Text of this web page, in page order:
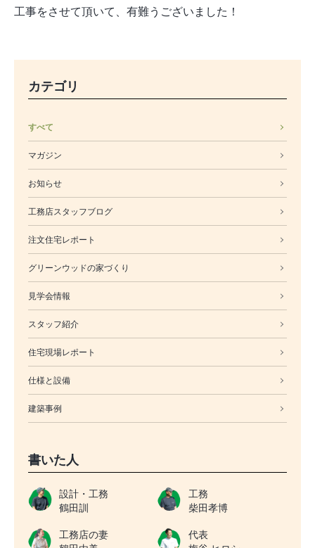
工事をさせて頂いて、有難うございました！
カテゴリ
すべて
マガジン
お知らせ
工務店スタッフブログ
注文住宅レポート
グリーンウッドの家づくり
見学会情報
スタッフ紹介
住宅現場レポート
仕様と設備
建築事例
書いた人
設計・工務
鶴田訓
工務
柴田孝博
工務店の妻
代表